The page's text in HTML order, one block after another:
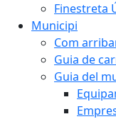
Finestreta
Municipi
Com
Guia de
Guia del